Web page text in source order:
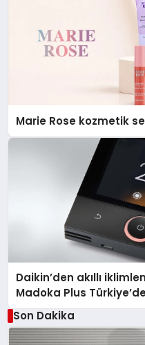
Marie Rose kozmetik
Daikin’den akıllı
Madoka Plus
Son Dakika